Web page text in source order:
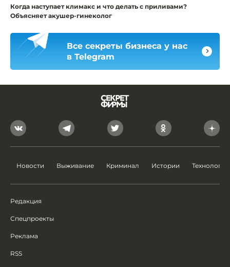
Когда наступает климакс и что делать с приливами?
Объясняет акушер-гинеколог
Все секреты бизнеса у нас
в Telegram
Новости Выживание Криминал Истории Технологии
Редакция
Спецпроекты
Реклама
RSS